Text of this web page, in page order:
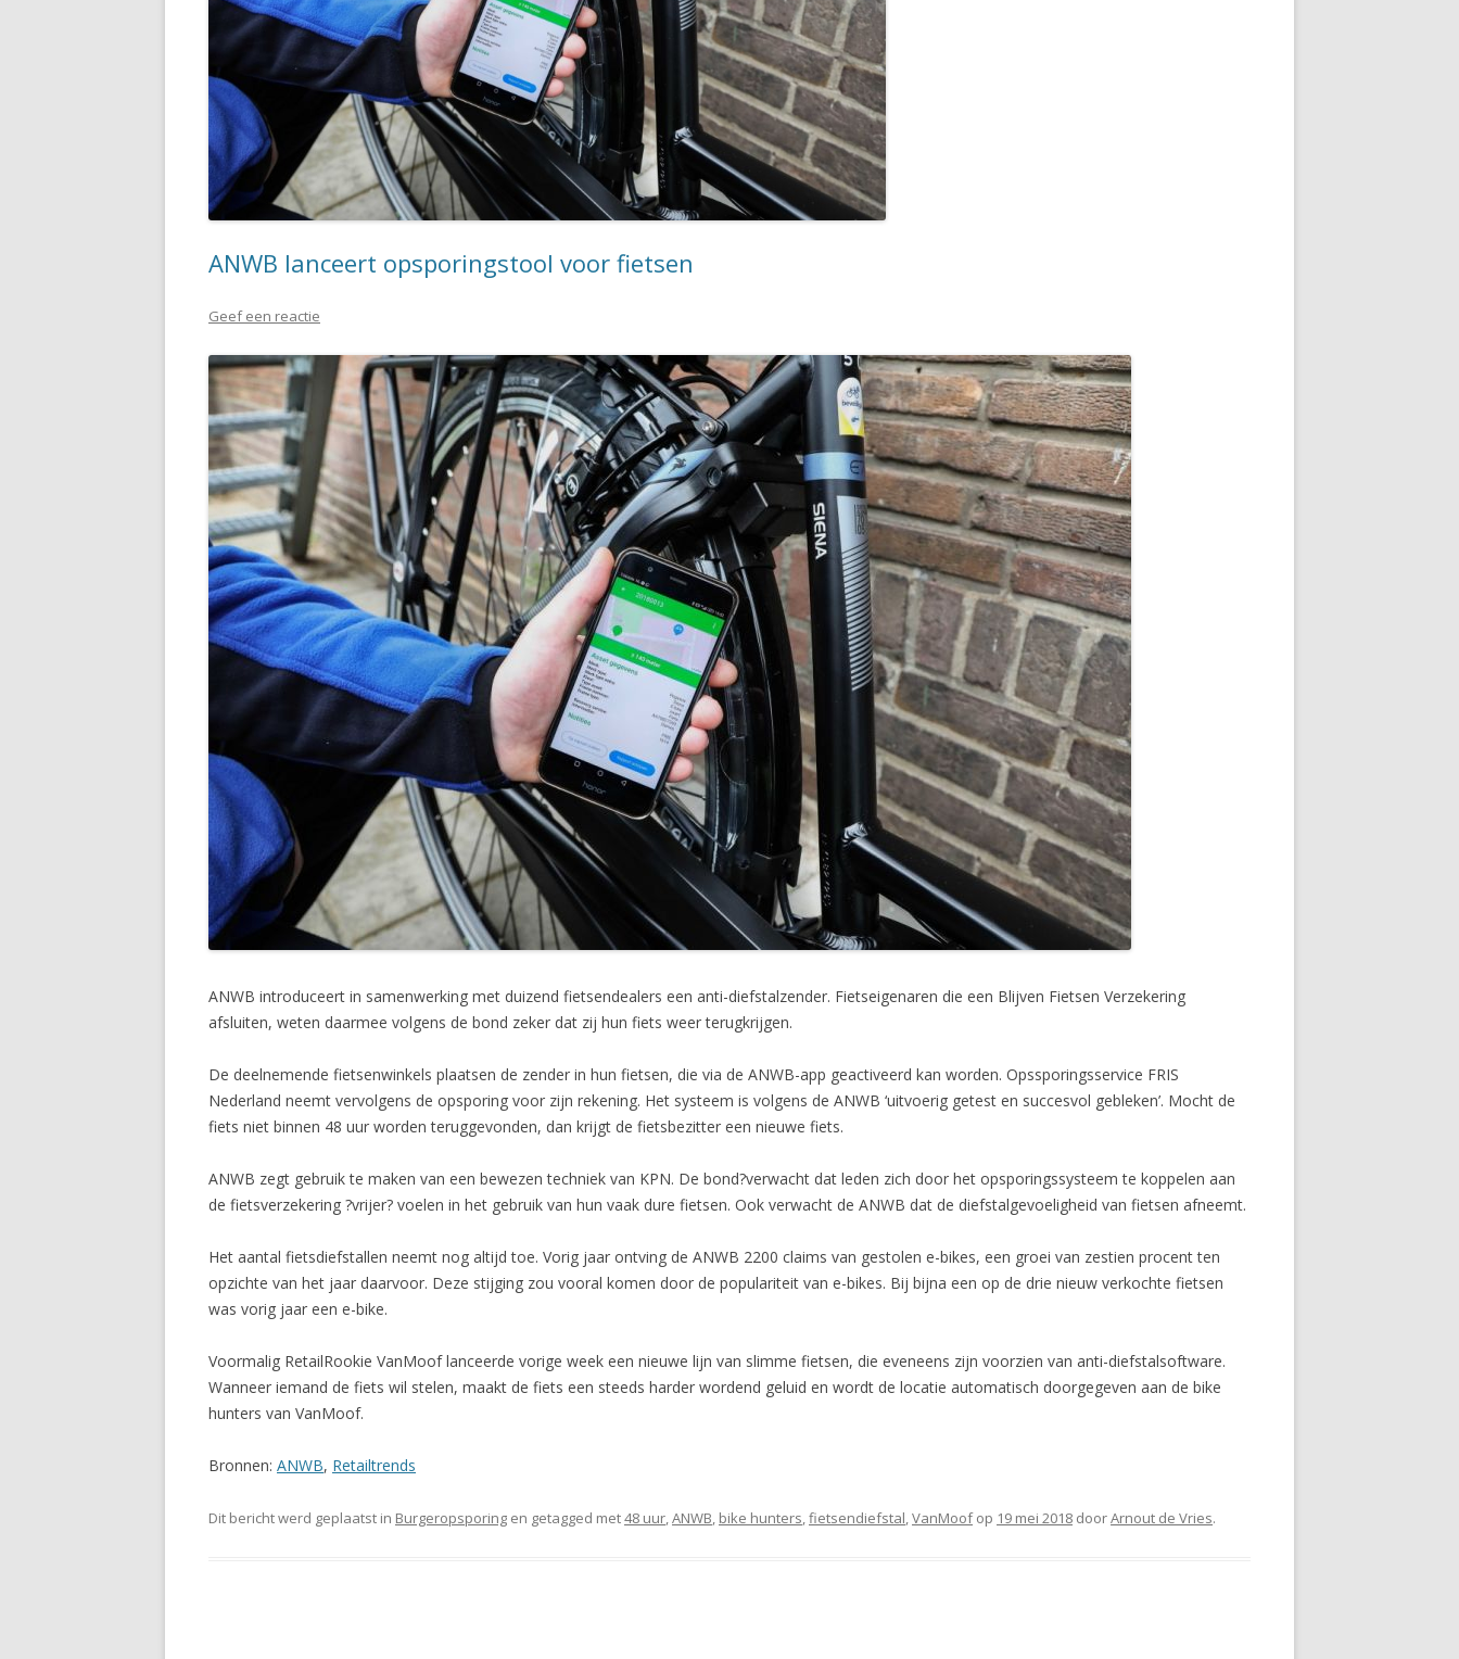
ANWB lanceert opsporingstool voor fietsen
Geef een reactie
ANWB introduceert in samenwerking met duizend fietsendealers een anti-diefstalzender. Fietseigenaren die een Blijven Fietsen Verzekering
afsluiten, weten daarmee volgens de bond zeker dat zij hun fiets weer terugkrijgen.
De deelnemende fietsenwinkels plaatsen de zender in hun fietsen, die via de ANWB-app geactiveerd kan worden. Opssporingsservice FRIS
Nederland neemt vervolgens de opsporing voor zijn rekening. Het systeem is volgens de ANWB ‘uitvoerig getest en succesvol gebleken’. Mocht de
fiets niet binnen 48 uur worden teruggevonden, dan krijgt de fietsbezitter een nieuwe fiets.
ANWB zegt gebruik te maken van een bewezen techniek van KPN. De bond?verwacht dat leden zich door het opsporingssysteem te koppelen aan
de fietsverzekering ?vrijer? voelen in het gebruik van hun vaak dure fietsen. Ook verwacht de ANWB dat de diefstalgevoeligheid van fietsen afneemt.
Het aantal fietsdiefstallen neemt nog altijd toe. Vorig jaar ontving de ANWB 2200 claims van gestolen e-bikes, een groei van zestien procent ten
opzichte van het jaar daarvoor. Deze stijging zou vooral komen door de populariteit van e-bikes. Bij bijna een op de drie nieuw verkochte fietsen
was vorig jaar een e-bike.
Voormalig RetailRookie VanMoof lanceerde vorige week een nieuwe lijn van slimme fietsen, die eveneens zijn voorzien van anti-diefstalsoftware.
Wanneer iemand de fiets wil stelen, maakt de fiets een steeds harder wordend geluid en wordt de locatie automatisch doorgegeven aan de bike
hunters van VanMoof.
Bronnen: ANWB, Retailtrends
Dit bericht werd geplaatst in Burgeropsporing en getagged met48 uur,ANWB, bike hunters,fietsendiefstal,VanMoofop 19 mei 2018 doorArnout de Vries.